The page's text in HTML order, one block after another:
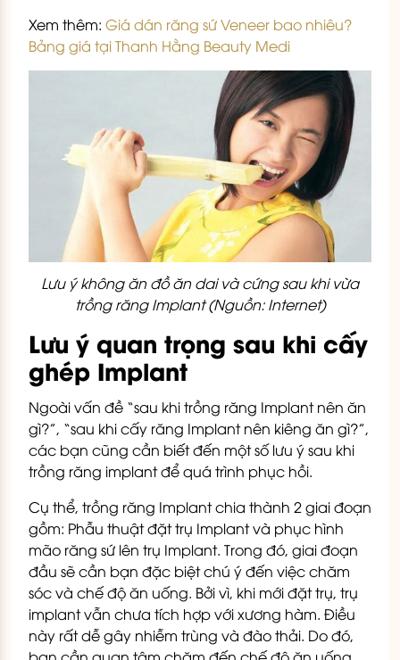
Xem thêm: Giá dán răng sứ Veneer bao nhiêu?
Bảng giá tại Thanh Hằng Beauty Medi
Lưu ý không ăn đồ ăn dai và cứng sau khi vừa
trồng răng Implant (Nguồn: Internet)
Lưu ý quan trọng sau khi cấy
ghép Implant
Ngoài vấn đề “sau khi trồng răng Implant nên ăn
gì?”, “sau khi cấy răng Implant nên kiêng ăn gì?”,
các bạn cũng cần biết đến một số lưu ý sau khi
trồng răng implant để quá trình phục hồi.
Cụ thể, trồng răng Implant chia thành 2 giai đoạn
gồm: Phẫu thuật đặt trụ Implant và phục hình
mão răng sứ lên trụ Implant. Trong đó, giai đoạn
đầu sẽ cần bạn đặc biệt chú ý đến việc chăm
sóc và chế độ ăn uống. Bởi vì, khi mới đặt trụ, trụ
implant vẫn chưa tích hợp với xương hàm. Điều
này rất dễ gây nhiễm trùng và đào thải. Do đó,